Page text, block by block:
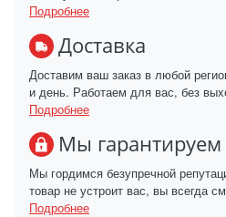
Подробнее
Доставка
Доставим ваш заказ в любой
и день. Работаем для вас, без
Подробнее
Мы гарантируем
Мы гордимся безупречной
товар не устроит вас, вы всегда
Подробнее